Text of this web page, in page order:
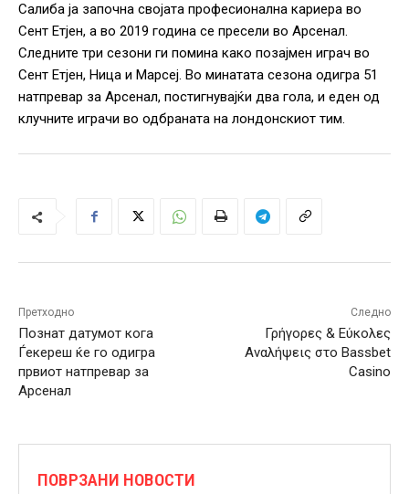
Салиба ја започна својата професионална кариера во
Сент Етјен, а во 2019 година се пресели во Арсенал.
Следните три сезони ги помина како позајмен играч во
Сент Етјен, Ница и Марсеј. Во минатата сезона одигра 51
натпревар за Арсенал, постигнувајќи два гола, и еден од
клучните играчи во одбраната на лондонскиот тим.
Претходно
Познат датумот кога
Ѓекереш ќе го одигра
првиот натпревар за
Арсенал
Следно
Γρήγορες & Εύκολες
Αναλήψεις στο Bassbet
Casino
ПОВРЗАНИ НОВОСТИ